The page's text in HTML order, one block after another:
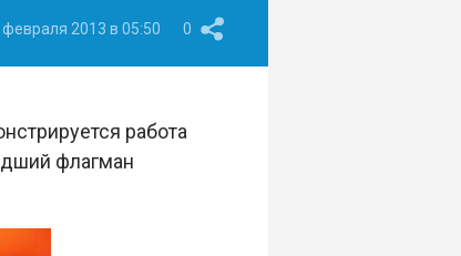
февраля 2013 в 05:50 0
работа
флагман